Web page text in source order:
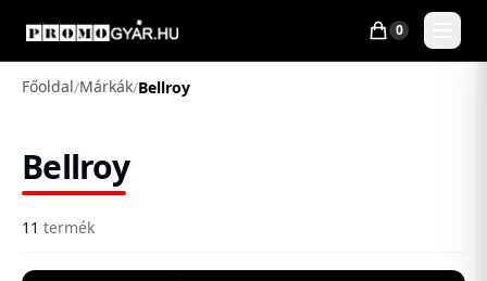
0
Főoldal/Márkák/Bellroy
Bellroy
11 termék